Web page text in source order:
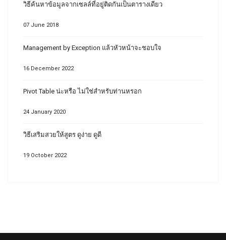
วิธีค้นหาข้อมูลจากเซลล์ที่อยู่ติดกันเป็นตารางเดียว
07 June 2018
Management by Exception แล้วหัวหน้าจะชอบใจ
16 December 2022
Pivot Table น่ะหรือ ไม่ใช่สำหรับท่านหรอก
24 January 2020
วิธีเสริมสวยให้สูตร ดูง่าย ดูดี
19 October 2022